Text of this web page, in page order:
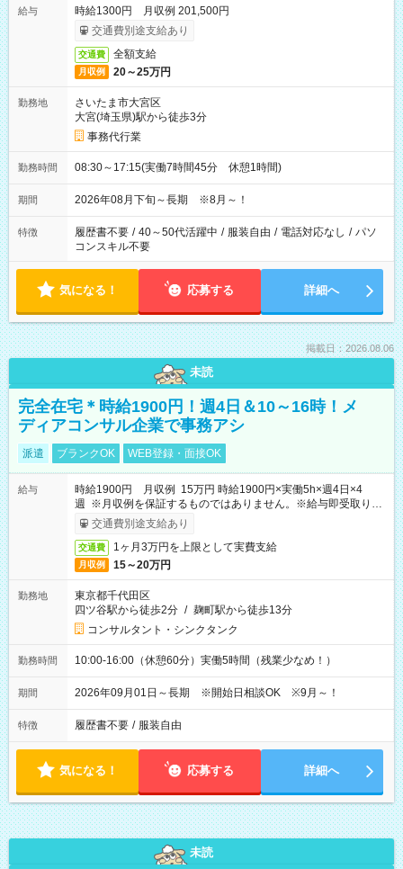
給与
時給1300円 月収例 201,500円
交通費別途支給あり
交通費 全額支給
月収例 20～25万円
勤務地
さいたま市大宮区
大宮(埼玉県)駅から徒歩3分
事務代行業
勤務時間 08:30～17:15(実働7時間45分 休憩1時間)
期間 2026年08月下旬～長期 ※8月～！
特徴 履歴書不要 / 40～50代活躍中 / 服装自由 / 電話対応なし / パソ
コンスキル不要
気になる！ 応募する 詳細へ
掲載日：2026.08.06
未読
完全在宅＊時給1900円！週4日＆10～16時！メ
ディアコンサル企業で事務アシ
派遣 ブランクOK WEB登録・面接OK
給与
時給1900円 月収例 15万円 時給1900円×実働5h×週4日×4
週 ※月収例を保証するものではありません。※給与即受取りサ
ービス利用可（利用条件有）
交通費別途支給あり
交通費 1ヶ月3万円を上限として実費支給
月収例 15～20万円
勤務地
東京都千代田区
四ツ谷駅から徒歩2分 / 麹町駅から徒歩13分
コンサルタント・シンクタンク
勤務時間 10:00-16:00（休憩60分）実働5時間（残業少なめ！）
期間 2026年09月01日～長期 ※開始日相談OK ※9月～！
特徴 履歴書不要 / 服装自由
気になる！ 応募する 詳細へ
未読